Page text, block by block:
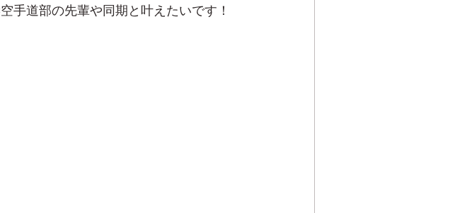
手道部の先輩や同期と叶えたいです！